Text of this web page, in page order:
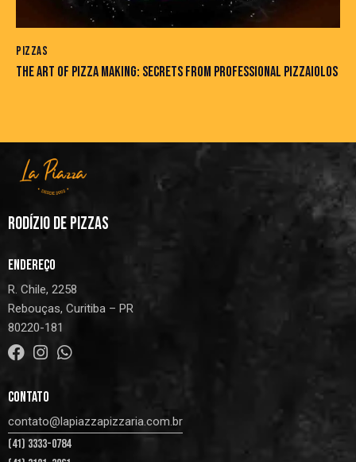
PIZZAS
THE ART OF PIZZA MAKING: SECRETS FROM PROFESSIONAL PIZZAIOLOS
RODÍZIO DE PIZZAS
ENDEREÇO
R. Chile, 2258
Rebouças, Curitiba – PR
80220-181
CONTATO
contato@lapiazzapizzaria.com.br
(41) 3333-0784